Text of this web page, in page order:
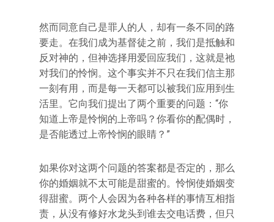
然而同意自己是罪人的人，却有一条不同的路
要走。在我们成为基督徒之前，我们是抵触和
反对神的，但神选择用爱回应我们，这就是祂
对我们的怜悯。这个事实并不只在我们信主那
一刻有用，而是每一天都可以被我们应用到生
活里。它向我们提出了两个重要的问题：“你
知道上帝是怜悯的上帝吗？你看你的配偶时，
是否能透过上帝怜悯的眼睛？”
如果你对这两个问题的答案都是否定的，那么
你的婚姻就不太可能是甜蜜的。怜悯使婚姻变
得甜蜜。两个人会因为各种各样的事情互相指
责，从没有修好水龙头到谁去交电话费，但只